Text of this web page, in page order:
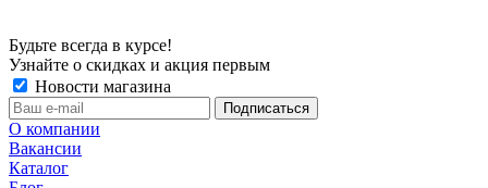
Будьте всегда в курсе!
Узнайте о скидках и акция первым
Новости магазина
О компании
Вакансии
Каталог